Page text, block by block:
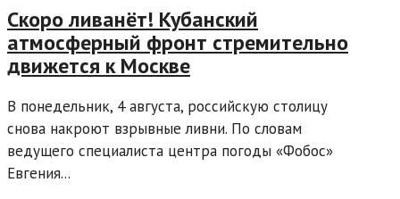
Скоро ливанёт! Кубанский
атмосферный фронт стремительно
движется к Москве
В понедельник, 4 августа, российскую столицу
снова накроют взрывные ливни. По словам
ведущего специалиста центра погоды «Фобос»
Евгения...